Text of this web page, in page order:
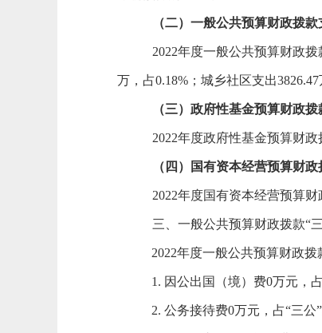
（二） 一般公共预算财政拨款
2022年度一般公共预算财政拨
万，占0.18%；城乡社区支出3826.47
（三） 政府性基金预算财政拨
2022年度政府性基金预算财政
（ 四 ） 国有资本经营预算财政
2022年度国有资本经营预算财
三、一般公共预算财政拨款“
2022年度一般公共预算财政拨
1. 因公出国（境）费0万元，
2. 公务接待费0万元，占“三公